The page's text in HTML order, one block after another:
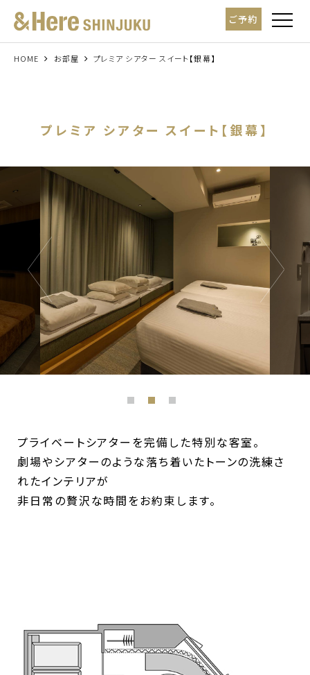
t
o
g
n
ご予約
HOME お部屋 プレミア シアター スイート【銀幕】
プレミア シアター スイート【銀幕】
プライベートシアターを完備した特別な客室。
劇場やシアターのような落ち着いたトーンの洗練さ
れたインテリアが
非日常の贅沢な時間をお約束します。